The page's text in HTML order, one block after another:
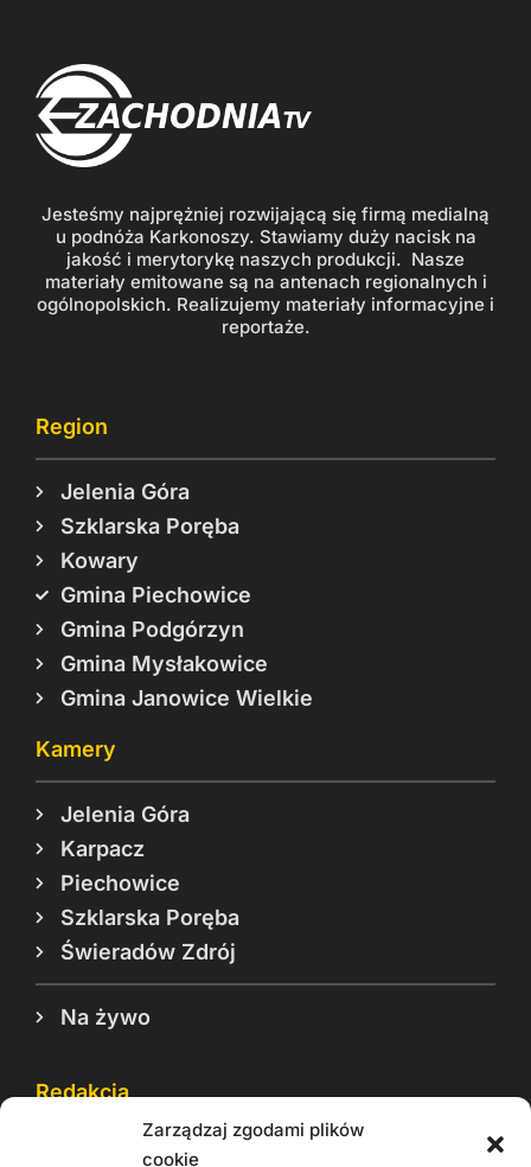
Zarządzaj zgodami plików
cookie
Jesteśmy najprężniej rozwijającą się firmą medialną
u podnóża Karkonoszy. Stawiamy duży nacisk na
jakość i merytorykę naszych produkcji. Nasze
materiały emitowane są na antenach regionalnych i
ogólnopolskich. Realizujemy materiały informacyjne i
reportaże.
Region
Jelenia Góra
Szklarska Poręba
Kowary
Gmina Piechowice
Gmina Podgórzyn
Gmina Mysłakowice
Gmina Janowice Wielkie
Kamery
Jelenia Góra
Karpacz
Piechowice
Szklarska Poręba
Świeradów Zdrój
Na żywo
Redakcja
Reklama